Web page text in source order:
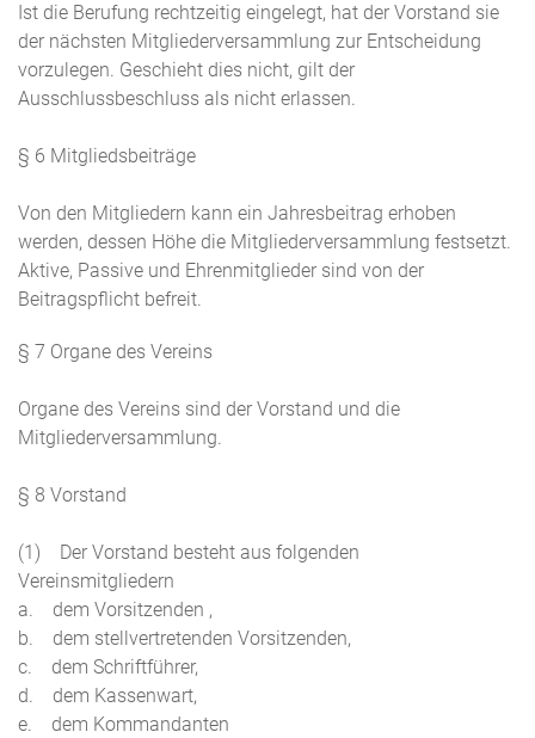
Ist die Berufung rechtzeitig eingelegt, hat der Vorstand sie
der nächsten Mitgliederversammlung zur Entscheidung
vorzulegen. Geschieht dies nicht, gilt der
Ausschlussbeschluss als nicht erlassen.
§ 6 Mitgliedsbeiträge
Von den Mitgliedern kann ein Jahresbeitrag erhoben
werden, dessen Höhe die Mitgliederversammlung festsetzt.
Aktive, Passive und Ehrenmitglieder sind von der
Beitragspflicht befreit.
§ 7 Organe des Vereins
Organe des Vereins sind der Vorstand und die
Mitgliederversammlung.
§ 8 Vorstand
(1) Der Vorstand besteht aus folgenden
Vereinsmitgliedern
a. dem Vorsitzenden ,
b. dem stellvertretenden Vorsitzenden,
c. dem Schriftführer,
d. dem Kassenwart,
e. dem Kommandanten